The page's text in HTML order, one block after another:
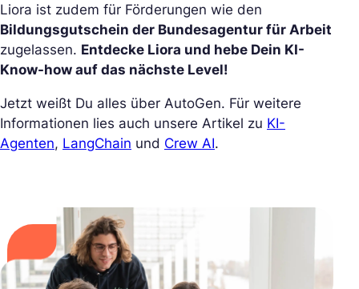
Liora ist zudem für Förderungen wie den
Bildungsgutschein der Bundesagentur für Arbeit
zugelassen. Entdecke Liora und hebe Dein KI-
Know-how auf das nächste Level!
Jetzt weißt Du alles über AutoGen. Für weitere
Informationen lies auch unsere Artikel zu KI-
Agenten, LangChain und Crew AI.